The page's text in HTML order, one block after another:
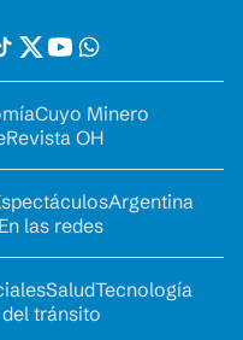
Cuyo Minero
Revista OH
Argentina
las redes
SaludTecnología
tránsito